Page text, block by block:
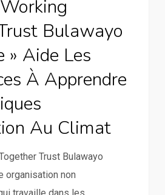
Bulawayo
» Aide Les
À Apprendre
Au Climat
Trust Bulawayo
organisation non